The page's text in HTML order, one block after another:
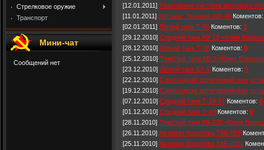
Стрелковое оружие
Транспорт
Мини-чат
[12.01.2011] Реактивная система залпового
[11.01.2011] Автомат Ткачева АО-46
[02.01.2011] Лёгкий танк Т-46 Коментов: 1
[29.12.2010] Средний танк КВ-13 «Клим
[28.12.2010] Лёгкий танк Т-38 Коментов: 0
[25.12.2010] Тяжёлый танк КВ-3 «Клим
[23.12.2010] Лёгкий танк БТ-5 Коментов: 0
[22.12.2010] Самоходная артиллерийская
[19.12.2010] Самоходная артиллерийская
[07.12.2010] Средний танк Т-34-57 Коментов: 0
[01.12.2010] Средний танк Т-43 Коментов: 0
[28.11.2010] Тяжёлый танк КВ-220 «Клим
[26.11.2010] Автомат Коробова ТКБ-059
[25.11.2010] Автомат Коробова ТКБ-0111